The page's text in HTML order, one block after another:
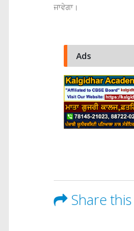
ਜਾਵੇਗਾ।
Ads
Share